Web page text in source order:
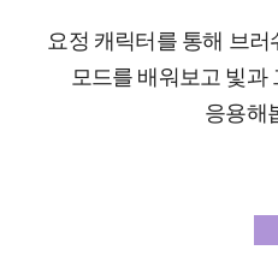
요정 캐릭터를 통해 브
모드를 배워보고 빛과
응용해